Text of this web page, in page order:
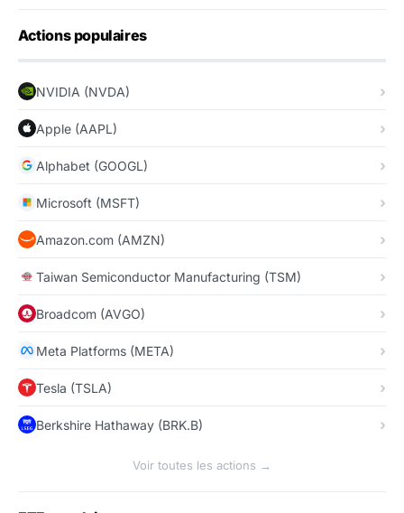
Actions populaires
NVIDIA (NVDA)
Apple (AAPL)
Alphabet (GOOGL)
Microsoft (MSFT)
Amazon.com (AMZN)
Taiwan Semiconductor Manufacturing (TSM)
Broadcom (AVGO)
Meta Platforms (META)
Tesla (TSLA)
Berkshire Hathaway (BRK.B)
Voir toutes les actions →